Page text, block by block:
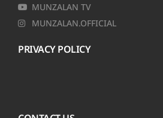
MUNZALAN TV
MUNZALAN.OFFICIAL
PRIVACY POLICY